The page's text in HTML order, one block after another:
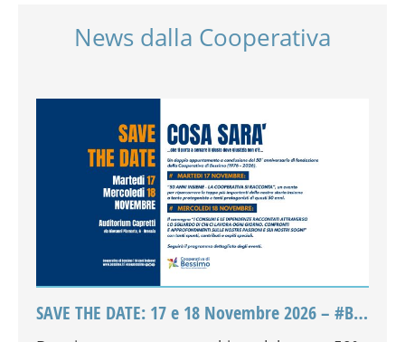
News dalla Cooperativa
SAVE THE DATE: 17 e 18 Novembre 2026 – #Bessimo50